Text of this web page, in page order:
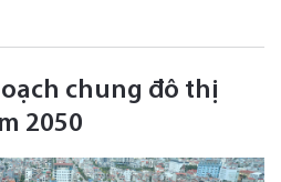
chung đô thị
2050